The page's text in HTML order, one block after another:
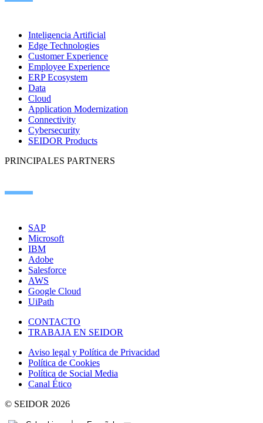
Inteligencia Artificial
Edge Technologies
Customer Experience
Employee Experience
ERP Ecosystem
Data
Cloud
Application Modernization
Connectivity
Cybersecurity
SEIDOR Products
PRINCIPALES PARTNERS
SAP
Microsoft
IBM
Adobe
Salesforce
AWS
Google Cloud
UiPath
CONTACTO
TRABAJA EN SEIDOR
Aviso legal y Política de Privacidad
Política de Cookies
Política de Social Media
Canal Ético
© SEIDOR 2026